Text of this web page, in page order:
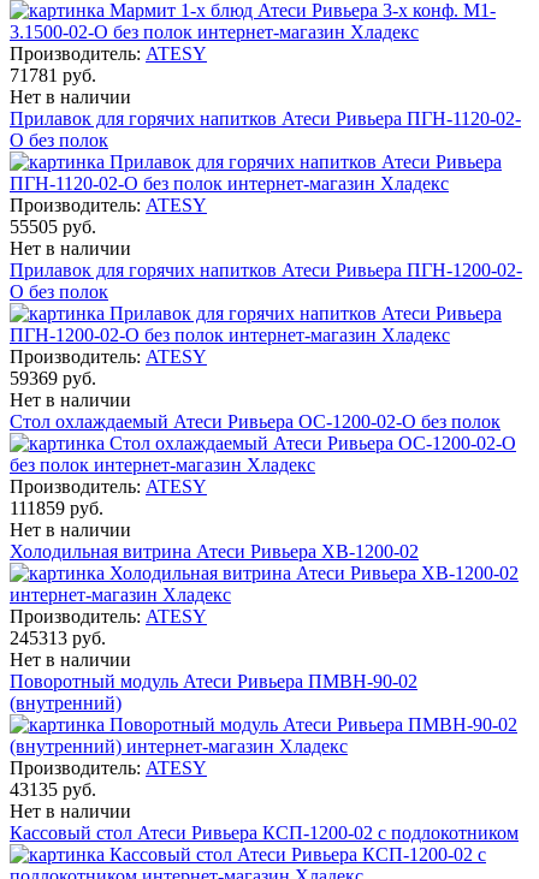
Производитель: ATESY
71781 руб.
Нет в наличии
Прилавок для горячих напитков Атеси Ривьера ПГН-1120-02-
О без полок
Производитель: ATESY
55505 руб.
Нет в наличии
Прилавок для горячих напитков Атеси Ривьера ПГН-1200-02-
О без полок
Производитель: ATESY
59369 руб.
Нет в наличии
Стол охлаждаемый Атеси Ривьера ОС-1200-02-О без полок
Производитель: ATESY
111859 руб.
Нет в наличии
Холодильная витрина Атеси Ривьера ХВ-1200-02
Производитель: ATESY
245313 руб.
Нет в наличии
Поворотный модуль Атеси Ривьера ПМВН-90-02
(внутренний)
Производитель: ATESY
43135 руб.
Нет в наличии
Кассовый стол Атеси Ривьера КСП-1200-02 с подлокотником